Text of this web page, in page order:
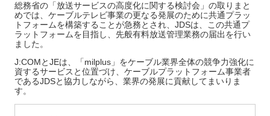
総務省の「放送サービスの高度化に関する検討会」の取りまと
めでは、ケーブルテレビ事業の更なる発展のために共通プラッ
トフォームを構築することが急務とされ、JDSは、この共通プ
ラットフォームを目指し、先般有料放送管理業務の届出を行い
ました。
J:COMとJEは、「milplus」をケーブル業界全体の競争力強化に
資するサービスと位置づけ、ケーブルプラットフォーム事業者
であるJDSと協力しながら、業界の発展に貢献してまいりま
す。